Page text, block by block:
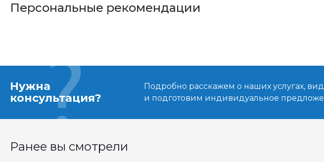
Персональные рекомендации
Нужна
консультация?
Подробно расскажем о наших услугах,
и подготовим индивидуальное
Ранее вы смотрели